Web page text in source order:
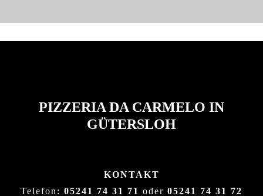
PIZZERIA DA CARMELO IN
GÜTERSLOH
KONTAKT
Telefon: 05241 74 31 71 oder 05241 74 31 72